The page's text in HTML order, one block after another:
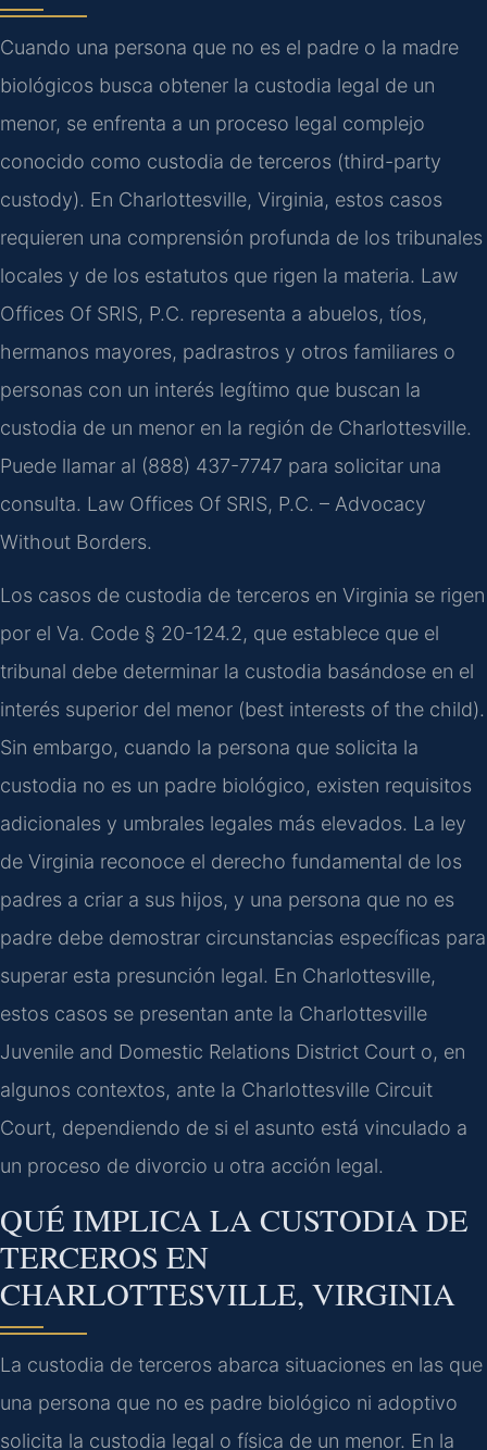
Cuando una persona que no es el padre o la madre
biológicos busca obtener la custodia legal de un
menor, se enfrenta a un proceso legal complejo
conocido como custodia de terceros (third-party
custody). En Charlottesville, Virginia, estos casos
requieren una comprensión profunda de los tribunales
locales y de los estatutos que rigen la materia. Law
Offices Of SRIS, P.C. representa a abuelos, tíos,
hermanos mayores, padrastros y otros familiares o
personas con un interés legítimo que buscan la
custodia de un menor en la región de Charlottesville.
Puede llamar al (888) 437-7747 para solicitar una
consulta. Law Offices Of SRIS, P.C. – Advocacy
Without Borders.
Los casos de custodia de terceros en Virginia se rigen
por el Va. Code § 20-124.2, que establece que el
tribunal debe determinar la custodia basándose en el
interés superior del menor (best interests of the child).
Sin embargo, cuando la persona que solicita la
custodia no es un padre biológico, existen requisitos
adicionales y umbrales legales más elevados. La ley
de Virginia reconoce el derecho fundamental de los
padres a criar a sus hijos, y una persona que no es
padre debe demostrar circunstancias específicas para
superar esta presunción legal. En Charlottesville,
estos casos se presentan ante la Charlottesville
Juvenile and Domestic Relations District Court o, en
algunos contextos, ante la Charlottesville Circuit
Court, dependiendo de si el asunto está vinculado a
un proceso de divorcio u otra acción legal.
QUÉ IMPLICA LA CUSTODIA DE
TERCEROS EN
CHARLOTTESVILLE, VIRGINIA
La custodia de terceros abarca situaciones en las que
una persona que no es padre biológico ni adoptivo
solicita la custodia legal o física de un menor. En la